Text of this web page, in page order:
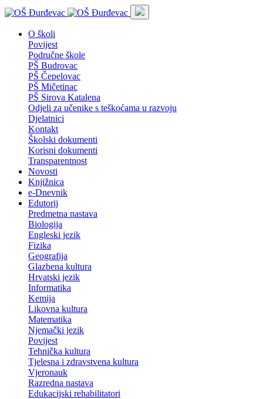
O školi
Povijest
Područne škole
PŠ Budrovac
PŠ Čepelovac
PŠ Mičetinac
PŠ Sirova Katalena
Odjeli za učenike s teškoćama u razvoju
Djelatnici
Kontakt
Školski dokumenti
Korisni dokumenti
Transparentnost
Novosti
Knjižnica
e-Dnevnik
Edutorij
Predmetna nastava
Biologija
Engleski jezik
Fizika
Geografija
Glazbena kultura
Hrvatski jezik
Informatika
Kemija
Likovna kultura
Matematika
Njemački jezik
Povijest
Tehnička kultura
Tjelesna i zdravstvena kultura
Vjeronauk
Razredna nastava
Edukacijski rehabilitatori